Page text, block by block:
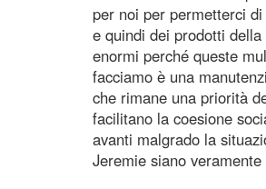
per noi per permetterci
e quindi dei prodotti
enormi perché queste
facciamo è una
che rimane una priorità
facilitano la coesione
avanti malgrado la
Jeremie siano